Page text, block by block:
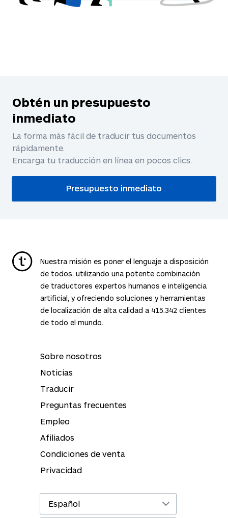
Obtén un presupuesto
inmediato
La forma más fácil de traducir tus documentos
rápidamente.
Encarga tu traducción en línea en pocos clics.
Presupuesto inmediato
Nuestra misión es poner el lenguaje a disposición
de todos, utilizando una potente combinación
de traductores expertos humanos e inteligencia
artificial, y ofreciendo soluciones y herramientas
de localización de alta calidad a 415.342 clientes
de todo el mundo.
Sobre nosotros
Noticias
Traducir
Preguntas frecuentes
Empleo
Afiliados
Condiciones de venta
Privacidad